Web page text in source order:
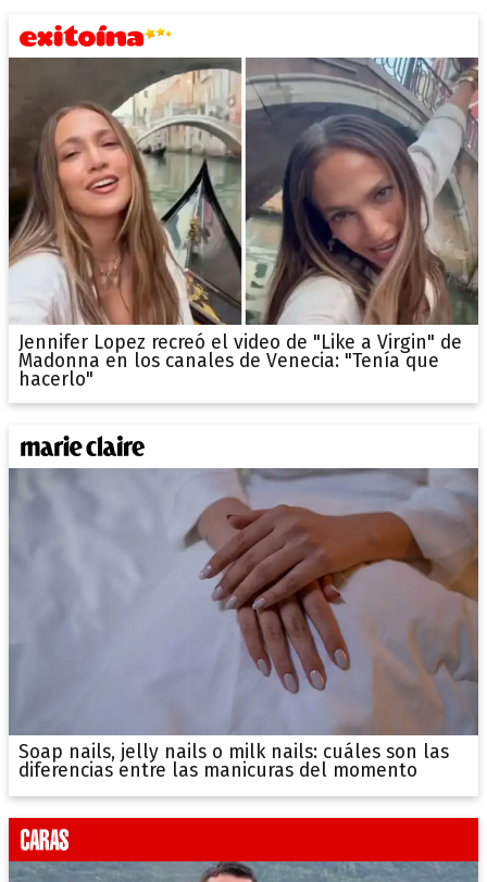
Jennifer Lopez recreó el video de "Like a Virgin" de
Madonna en los canales de Venecia: "Tenía que
hacerlo"
Soap nails, jelly nails o milk nails: cuáles son las
diferencias entre las manicuras del momento